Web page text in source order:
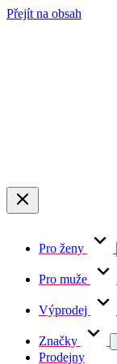
Přejít na obsah
Pro ženy
Pro muže
Výprodej
Značky
Prodejny